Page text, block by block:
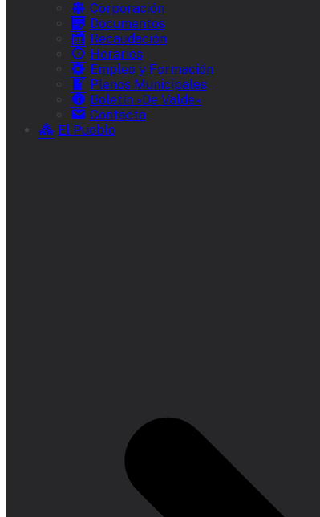
Corporación
Documentos
Recaudación
Horarios
Empleo y Formación
Plenos Municipales
Boletín «De Valde»
Contacta
El Pueblo